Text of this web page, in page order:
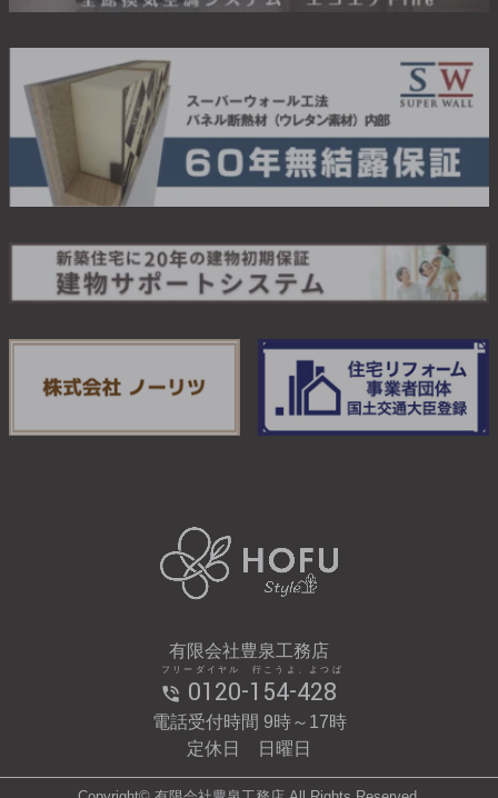
有限会社豊泉工務店
0120-154-428
フリーダイヤル 行こうよ、よつば
電話受付時間 9時～17時
定休日 日曜日